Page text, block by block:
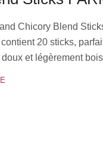
Chicory Blend
20 sticks,
et légèrement